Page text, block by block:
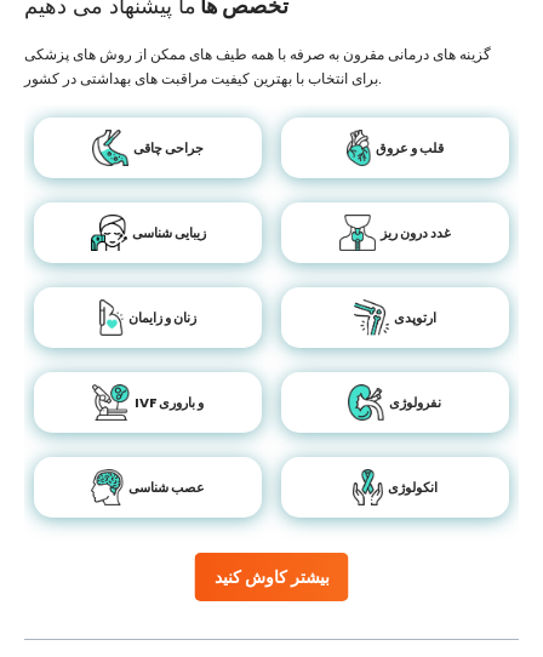
بیشتر کاوش کنید
گزینه های درمانی مقرون به صرفه با همه طیف های ممکن از روش های پزشکی
برای انتخاب با بهترین کیفیت مراقبت های بهداشتی در کشور.
جراحی چاقی قلب و عروق
زیبایی شناسی غدد درون ریز
زنان و زایمان ارتوپدی
IVF و باروری نفرولوژی
عصب شناسی انکولوژی